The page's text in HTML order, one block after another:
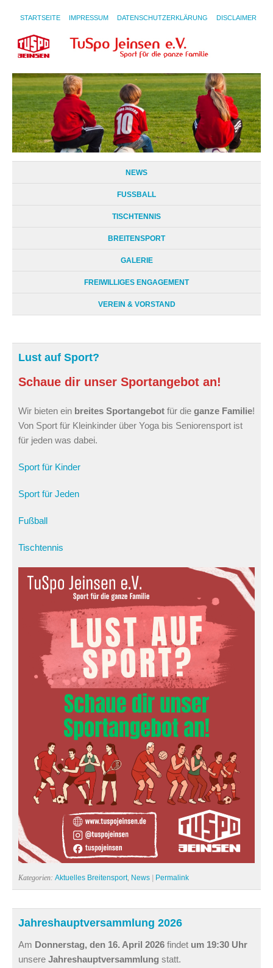
STARTSEITE IMPRESSUM DATENSCHUTZERKLÄRUNG DISCLAIMER
NEWS
FUSSBALL
TISCHTENNIS
BREITENSPORT
GALERIE
FREIWILLIGES ENGAGEMENT
VEREIN & VORSTAND
Lust auf Sport?
Schaue dir unser Sportangebot an!
Wir bieten ein breites Sportangebot für die ganze Familie!
Von Sport für Kleinkinder über Yoga bis Seniorensport ist
für jeden was dabei.
Sport für Kinder
Sport für Jeden
Fußball
Tischtennis
Kategorien: Aktuelles Breitensport, News | Permalink
Jahreshauptversammlung 2026
Am Donnerstag, den 16. April 2026 findet um 19:30 Uhr
unsere Jahreshauptversammlung statt.